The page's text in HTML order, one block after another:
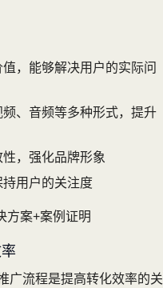
，能够解决用户的实际问
、音频等多种形式，提升
，强化品牌形象
持用户的关注度
方案+案例证明
广流程是提高转化效率的关